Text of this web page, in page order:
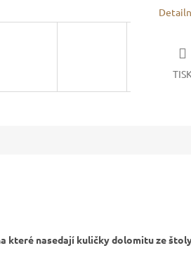
TISK
které nasedají kuličky dolomitu ze